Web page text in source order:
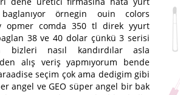
baglanıyor örnegin ouin colors
opmer comda 350 tl direk yyurt
38 ve 40 dolar çünkü 3 serisi
nasıl kandırdılar asla
alış veriş yapmıyorum bende
seçim çok ama dedigim gibi
angel ve GEO süper angel bir bak